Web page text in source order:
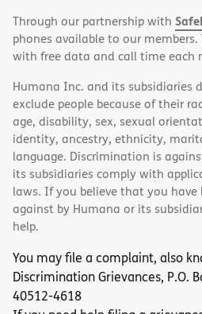
Through our partnership with
phones available to our members.
with free data and call time each
Humana Inc. and its subsidiaries
exclude people because of their
age, disability, sex, sexual
identity, ancestry, ethnicity,
language. Discrimination is
its subsidiaries comply with
laws. If you believe that you have
against by Humana or its
help.
You may file a complaint, also
Discrimination Grievances, P.O.
40512-4618